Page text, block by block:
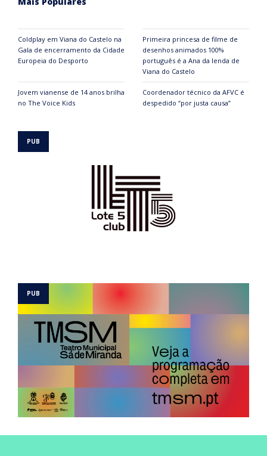
Coldplay em Viana do Castelo na
Gala de encerramento da Cidade
Europeia do Desporto
Primeira princesa de filme de
desenhos animados 100%
português é a Ana da lenda de
Viana do Castelo
Jovem vianense de 14 anos brilha
no The Voice Kids
Coordenador técnico da AFVC é
despedido “por justa causa”